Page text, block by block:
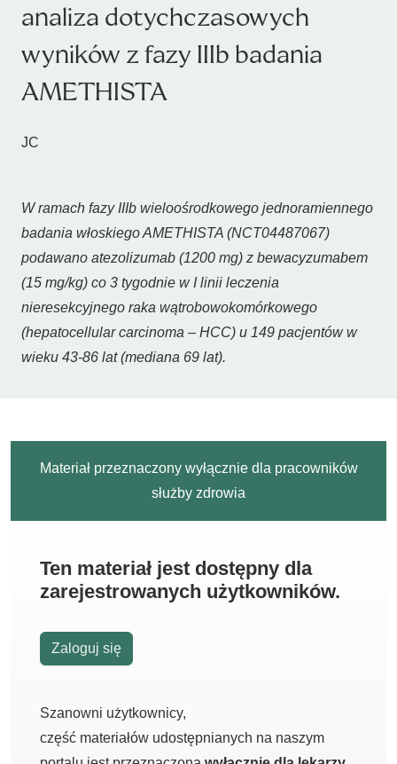
analiza dotychczasowych
wyników z fazy IIIb badania
AMETHISTA
JC
W ramach fazy IIIb wieloośrodkowego jednoramiennego
badania włoskiego AMETHISTA (NCT04487067)
podawano atezolizumab (1200 mg) z bewacyzumabem
(15 mg/kg) co 3 tygodnie w I linii leczenia
nieresekcyjnego raka wątrobowokomórkowego
(hepatocellular carcinoma – HCC) u 149 pacjentów w
wieku 43-86 lat (mediana 69 lat).
Materiał przeznaczony wyłącznie dla pracowników
służby zdrowia
Ten materiał jest dostępny dla
zarejestrowanych użytkowników.
Zaloguj się
Szanowni użytkownicy,
część materiałów udostępnianych na naszym